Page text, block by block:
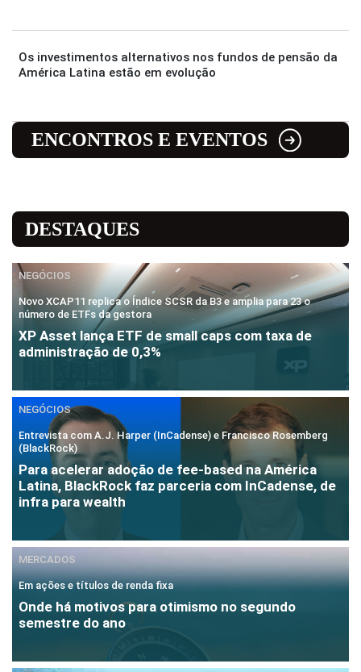
Os investimentos alternativos nos fundos de pensão da
América Latina estão em evolução
ENCONTROS E EVENTOS
DESTAQUES
NEGÓCIOS
Novo XCAP11 replica o Índice SCSR da B3 e amplia para 23 o
número de ETFs da gestora
XP Asset lança ETF de small caps com taxa de
administração de 0,3%
NEGÓCIOS
Entrevista com A.J. Harper (InCadense) e Francisco Rosemberg
(BlackRock)
Para acelerar adoção de fee-based na América
Latina, BlackRock faz parceria com InCadense, de
infra para wealth
MERCADOS
Em ações e títulos de renda fixa
Onde há motivos para otimismo no segundo
semestre do ano